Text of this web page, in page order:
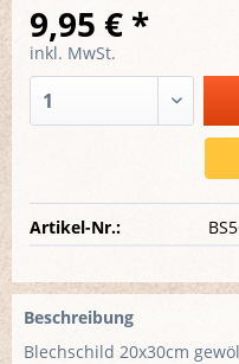
9,95 € *
inkl. MwSt.
Artikel-Nr.:
Beschreibung
Blechschild 20x30cm